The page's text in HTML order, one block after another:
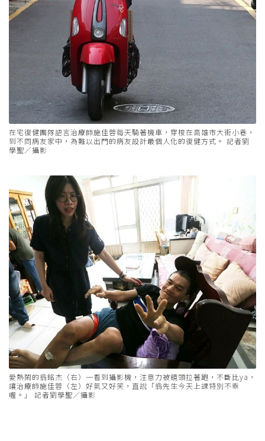
在宅復健團隊語言治療師施佳蓉每天騎著機車，穿梭在高雄市大街小巷，
到不同病友家中，為難以出門的病友設計最個人化的復健方式。 記者劉
學聖／攝影
愛熱鬧的翁銘杰（右）一看到攝影機，注意力被鏡頭拉著跑，不斷比ya，
讓治療師施佳蓉（左）好氣又好笑，直說「翁先生今天上課特別不乖
喔。」 記者劉學聖／攝影